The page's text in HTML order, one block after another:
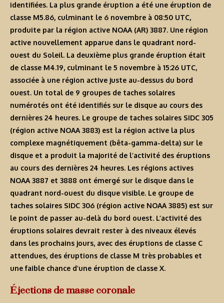
identifiées. La plus grande éruption a été une éruption de
classe M5.86, culminant le 6 novembre à 08:50 UTC,
produite par la région active NOAA (AR) 3887. Une région
active nouvellement apparue dans le quadrant nord-
ouest du Soleil. La deuxième plus grande éruption était
de classe M4.19, culminant le 5 novembre à 15:26 UTC,
associée à une région active juste au-dessus du bord
ouest. Un total de 9 groupes de taches solaires
numérotés ont été identifiés sur le disque au cours des
dernières 24 heures. Le groupe de taches solaires SIDC 305
(région active NOAA 3883) est la région active la plus
complexe magnétiquement (bêta-gamma-delta) sur le
disque et a produit la majorité de l’activité des éruptions
au cours des dernières 24 heures. Les régions actives
NOAA 3887 et 3888 ont émergé sur le disque dans le
quadrant nord-ouest du disque visible. Le groupe de
taches solaires SIDC 306 (région active NOAA 3885) est sur
le point de passer au-delà du bord ouest. L’activité des
éruptions solaires devrait rester à des niveaux élevés
dans les prochains jours, avec des éruptions de classe C
attendues, des éruptions de classe M très probables et
une faible chance d’une éruption de classe X.
Éjections de masse coronale